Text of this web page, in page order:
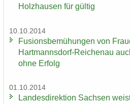
Holz­hau­sen für gül­tig
10.10.2014
Fu­si­ons­be­mü­hun­gen von
Hartmannsdorf-​Reichenau
ohne Er­folg
01.10.2014
Lan­des­di­rek­ti­on Sach­sen